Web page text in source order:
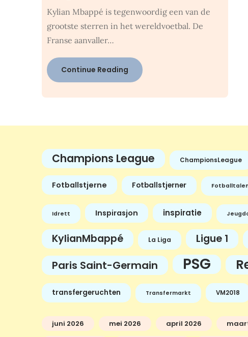
Kylian Mbappé is tegenwoordig een van de
grootste sterren in het wereldvoetbal. De
Franse aanvaller…
Continue Reading
Champions League ChampionsLeague
Fotballstjerne Fotballstjerner
Idrett Inspirasjon inspiratie
KylianMbappé La Liga Ligue 1
Paris Saint-Germain PSG
transfergeruchten Transfermarkt VM2018
juni 2026 mei 2026 april 2026